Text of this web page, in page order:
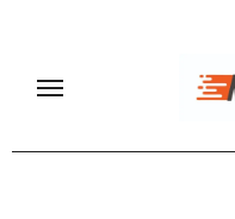
contenido